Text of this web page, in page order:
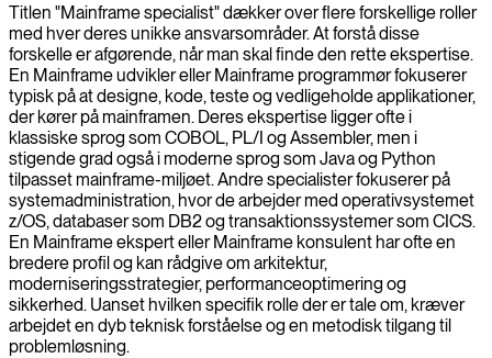
Titlen "Mainframe specialist" dækker over flere forskellige roller
med hver deres unikke ansvarsområder. At forstå disse
forskelle er afgørende, når man skal finde den rette ekspertise.
En Mainframe udvikler eller Mainframe programmør fokuserer
typisk på at designe, kode, teste og vedligeholde applikationer,
der kører på mainframen. Deres ekspertise ligger ofte i
klassiske sprog som COBOL, PL/I og Assembler, men i
stigende grad også i moderne sprog som Java og Python
tilpasset mainframe-miljøet. Andre specialister fokuserer på
systemadministration, hvor de arbejder med operativsystemet
z/OS, databaser som DB2 og transaktionssystemer som CICS.
En Mainframe ekspert eller Mainframe konsulent har ofte en
bredere profil og kan rådgive om arkitektur,
moderniseringsstrategier, performanceoptimering og
sikkerhed. Uanset hvilken specifik rolle der er tale om, kræver
arbejdet en dyb teknisk forståelse og en metodisk tilgang til
problemløsning.